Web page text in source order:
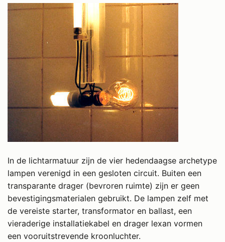
In de lichtarmatuur zijn de vier hedendaagse archetype
lampen verenigd in een gesloten circuit. Buiten een
transparante drager (bevroren ruimte) zijn er geen
bevestigingsmaterialen gebruikt. De lampen zelf met
de vereiste starter, transformator en ballast, een
vieraderige installatiekabel en drager lexan vormen
een vooruitstrevende kroonluchter.